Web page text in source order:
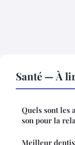
Santé — À
Quels sont les
son pour la
Meilleur